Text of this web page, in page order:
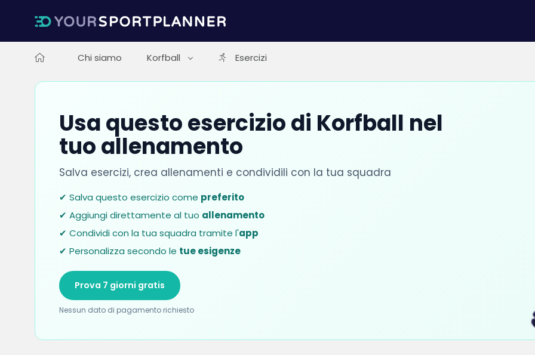
Chi siamo Korfball Esercizi
Usa questo esercizio di Korfball nel
tuo allenamento
Salva esercizi, crea allenamenti e condividili con la tua squadra
✔ Salva questo esercizio come preferito
✔ Aggiungi direttamente al tuo allenamento
✔ Condividi con la tua squadra tramite l'app
✔ Personalizza secondo le tue esigenze
Prova 7 giorni gratis
Nessun dato di pagamento richiesto